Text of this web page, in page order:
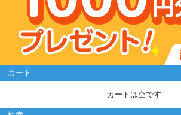
カート
カートは空です